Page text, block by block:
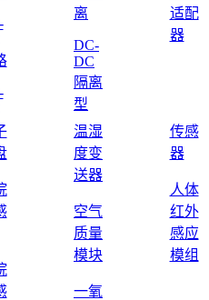
离
DC-
DC
隔离
型
适配
器
温湿
度变
送器
空气
质量
模块
一氧
传感
器
人体
红外
感应
模组